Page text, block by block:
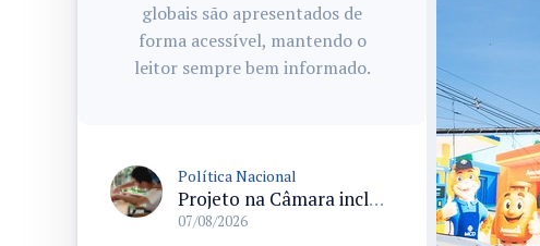
globais são apresentados de
forma acessível, mantendo o
leitor sempre bem informado.
Política Nacional
Projeto na Câmara inclui estudantes com deficiência no regime escolar especial da LDB e estabelece critérios para frequência
07/08/2026